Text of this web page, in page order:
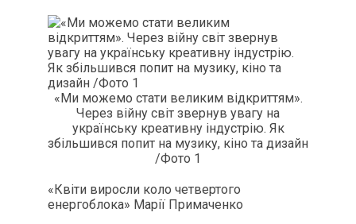
«Ми можемо стати великим відкриттям».
Через війну світ звернув увагу на
українську креативну індустрію. Як
збільшився попит на музику, кіно та дизайн
/Фото 1
«Квіти виросли коло четвертого
енергоблока» Марії Примаченко